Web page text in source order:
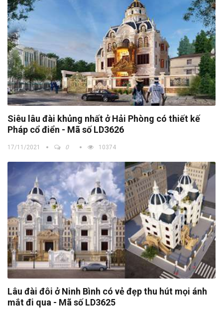
Siêu lâu đài khủng nhất ở Hải Phòng có thiết kế
Pháp cổ điển - Mã số LD3626
17/11/2021 0 10374
Lâu đài đôi ở Ninh Bình có vẻ đẹp thu hút mọi ánh
mắt đi qua - Mã số LD3625